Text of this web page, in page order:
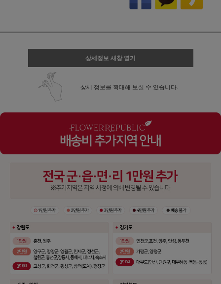
상세정보 새창 열기
상세 정보를 확대해 보실 수 있습니다.